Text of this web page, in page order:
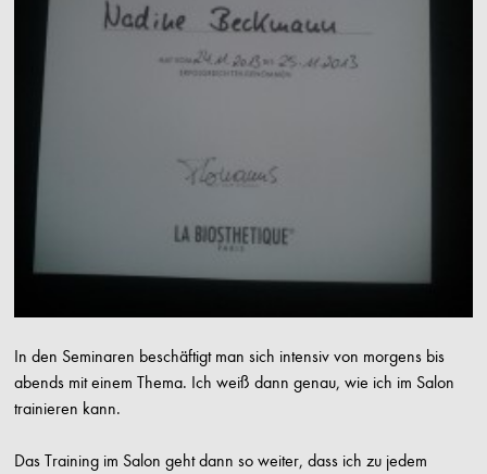
In den Seminaren beschäftigt man sich intensiv von morgens bis
abends mit einem Thema. Ich weiß dann genau, wie ich im Salon
trainieren kann.
Das Training im Salon geht dann so weiter, dass ich zu jedem